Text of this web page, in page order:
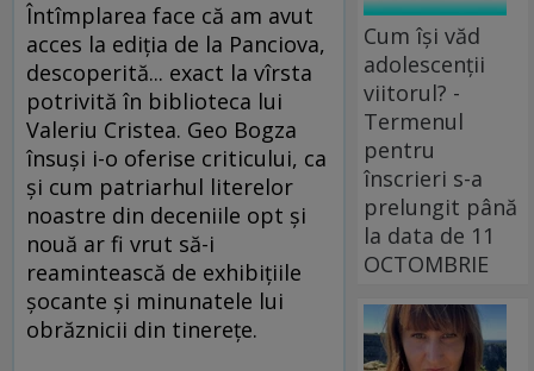
Întîmplarea face că am avut
acces la ediţia de la Panciova,
descoperită... exact la vîrsta
potrivită în biblioteca lui
Valeriu Cristea. Geo Bogza
însuşi i-o oferise criticului, ca
şi cum patriarhul literelor
noastre din deceniile opt şi
nouă ar fi vrut să-i
reamintească de exhibiţiile
şocante şi minunatele lui
obrăznicii din tinereţe.
Cum își văd
adolescenții
viitorul? -
Termenul
pentru
înscrieri s-a
prelungit până
la data de 11
OCTOMBRIE